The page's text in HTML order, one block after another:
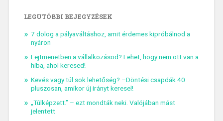
LEGUTÓBBI BEJEGYZÉSEK
7 dolog a pályaváltáshoz, amit érdemes kipróbálnod a
nyáron
Lejtmenetben a vállalkozásod? Lehet, hogy nem ott van a
hiba, ahol keresed!
Kevés vagy túl sok lehetőség? –Döntési csapdák 40
pluszosan, amikor új irányt keresel!
„Túlképzett.” – ezt mondták neki. Valójában mást
jelentett